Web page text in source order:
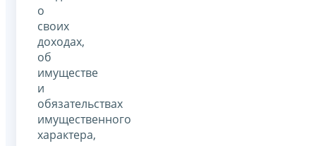
о
своих
доходах,
об
имуществе
и
обязательствах
имущественного
характера,